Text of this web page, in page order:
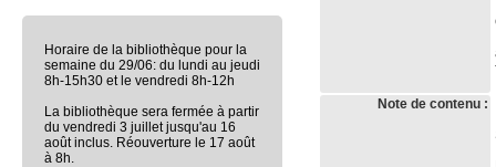
Note de contenu :
Horaire de la bibliothèque pour la
semaine du 29/06: du lundi au jeudi
8h-15h30 et le vendredi 8h-12h
La bibliothèque sera fermée à partir
du vendredi 3 juillet jusqu'au 16
août inclus. Réouverture le 17 août
à 8h.